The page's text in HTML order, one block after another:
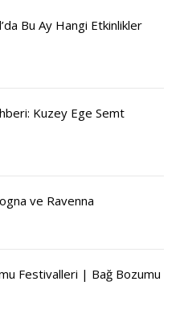
Bu Ay Hangi Etkinlikler
Kuzey Ege Semt
ve Ravenna
Festivalleri | Bağ Bozumu